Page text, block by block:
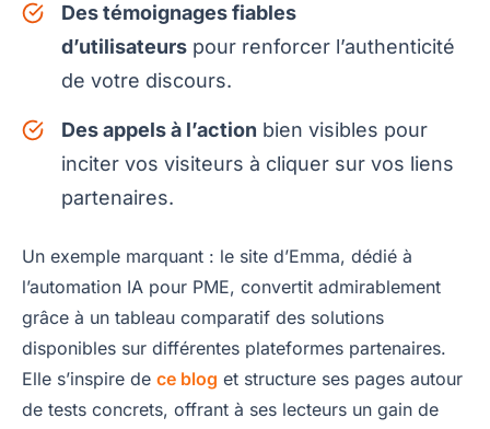
Des témoignages fiables
d’utilisateurs pour renforcer l’authenticité
de votre discours.
Des appels à l’action bien visibles pour
inciter vos visiteurs à cliquer sur vos liens
partenaires.
Un exemple marquant : le site d’Emma, dédié à
l’automation IA pour PME, convertit admirablement
grâce à un tableau comparatif des solutions
disponibles sur différentes plateformes partenaires.
Elle s’inspire de ce blog et structure ses pages autour
de tests concrets, offrant à ses lecteurs un gain de